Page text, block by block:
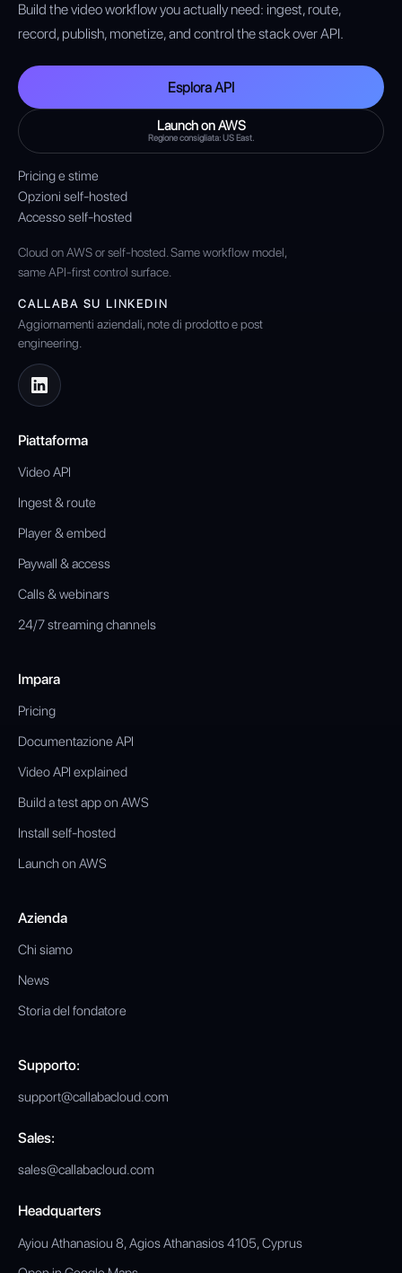
Build the video workflow you actually need: ingest, route,
record, publish, monetize, and control the stack over API.
Esplora API
Launch on AWS
Regione consigliata: US East.
Pricing e stime
Opzioni self-hosted
Accesso self-hosted
Cloud on AWS or self-hosted. Same workflow model,
same API-first control surface.
CALLABA SU LINKEDIN
Aggiornamenti aziendali, note di prodotto e post
engineering.
Piattaforma
Video API
Ingest & route
Player & embed
Paywall & access
Calls & webinars
24/7 streaming channels
Impara
Pricing
Documentazione API
Video API explained
Build a test app on AWS
Install self-hosted
Launch on AWS
Azienda
Chi siamo
News
Storia del fondatore
Supporto:
support@callabacloud.com
Sales:
sales@callabacloud.com
Headquarters
Ayiou Athanasiou 8, Agios Athanasios 4105, Cyprus